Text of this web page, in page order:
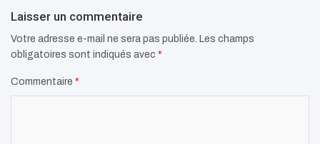
Laisser un commentaire
Votre adresse e-mail ne sera pas publiée. Les champs
obligatoires sont indiqués avec *
Commentaire *